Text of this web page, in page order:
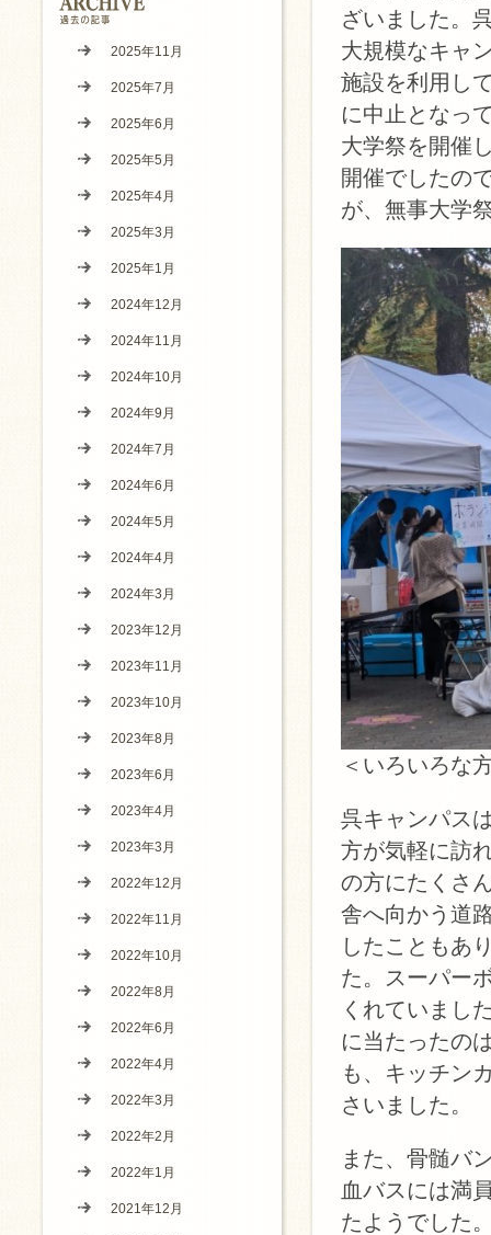
ざいました。
大規模なキャ
施設を利用し
に中止となっ
大学祭を開催
開催でしたの
が、無事大学
＜いろいろな
呉キャンパス
方が気軽に訪
の方にたくさ
舎へ向かう道
したこともあ
た。スーパー
くれていまし
に当たったの
も、キッチン
さいました。
また、骨髄バ
血バスには満
たようでした
2025年11月
2025年7月
2025年6月
2025年5月
2025年4月
2025年3月
2025年1月
2024年12月
2024年11月
2024年10月
2024年9月
2024年7月
2024年6月
2024年5月
2024年4月
2024年3月
2023年12月
2023年11月
2023年10月
2023年8月
2023年6月
2023年4月
2023年3月
2022年12月
2022年11月
2022年10月
2022年8月
2022年6月
2022年4月
2022年3月
2022年2月
2022年1月
2021年12月